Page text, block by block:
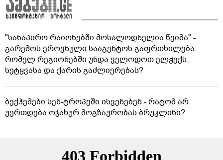
"სანაპირო რაიონებში მოსალოდნელია წვიმა" -
გარემოს ეროვნული სააგენტოს გაფრთხილება:
რომელ რეგიონებში უნდა ველოდოთ ელჭექს,
სეტყვასა და ქარის გაძლიერებას?
ბექჰემები სენ-ტროპეში ისვენებენ - რატომ არ
უერთდება ოჯახურ მოგზაურობას ბრუკლინი?